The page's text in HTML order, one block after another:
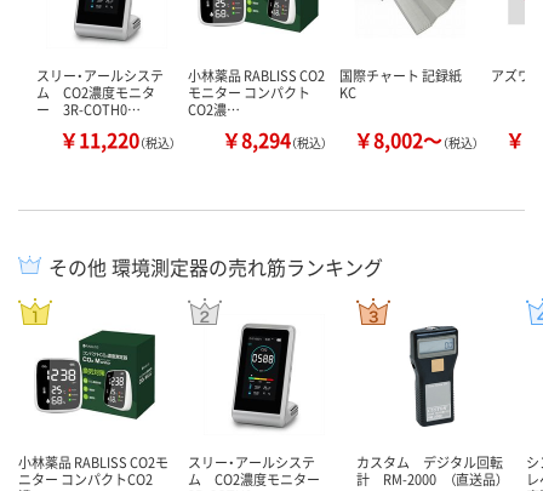
スリー・アールシステ
ム CO2濃度モニタ
ー 3R-COTH0…
￥11,220（税込）
小林薬品 RABLISS CO2
モニター コンパクト
CO2濃…
￥8,294（税込）
国際チャート 記録紙
KC
￥8,002～（税込）
アズワ
￥
その他 環境測定器の売れ筋ランキング
小林薬品 RABLISS CO2モ
ニター コンパクトCO2
スリー・アールシステ
ム CO2濃度モニター
カスタム デジタル回転
計 RM-2000 （直送品）